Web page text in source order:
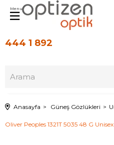
444 1 892
Menu
Anasayfa Güneş Gözlükleri
Oliver Peoples 1321T 5035 48 G